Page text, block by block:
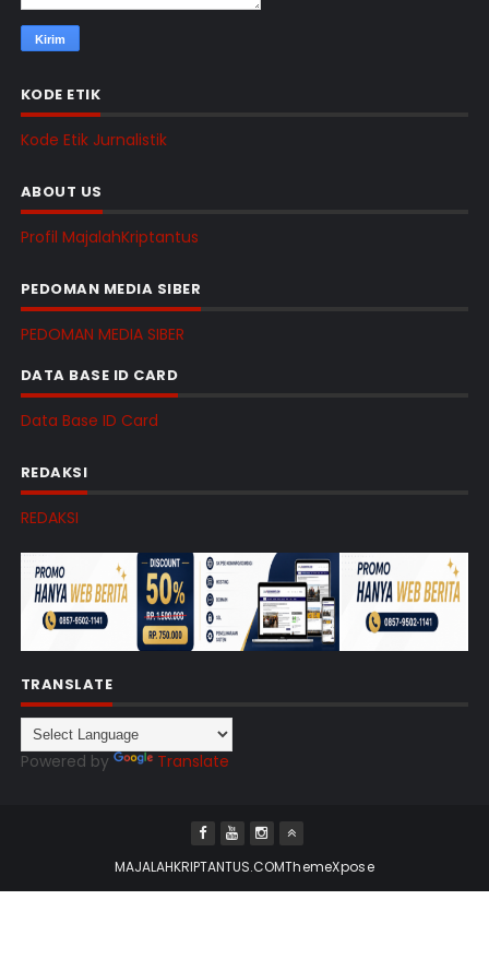
KODE ETIK
Kode Etik Jurnalistik
ABOUT US
Profil MajalahKriptantus
PEDOMAN MEDIA SIBER
PEDOMAN MEDIA SIBER
DATA BASE ID CARD
Data Base ID Card
REDAKSI
REDAKSI
TRANSLATE
Powered by Translate
MAJALAHKRIPTANTUS.COMThemeXpose